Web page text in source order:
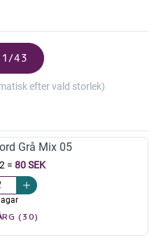
43
efter vald storlek)
Grå Mix 05
= 80 SEK
(30)